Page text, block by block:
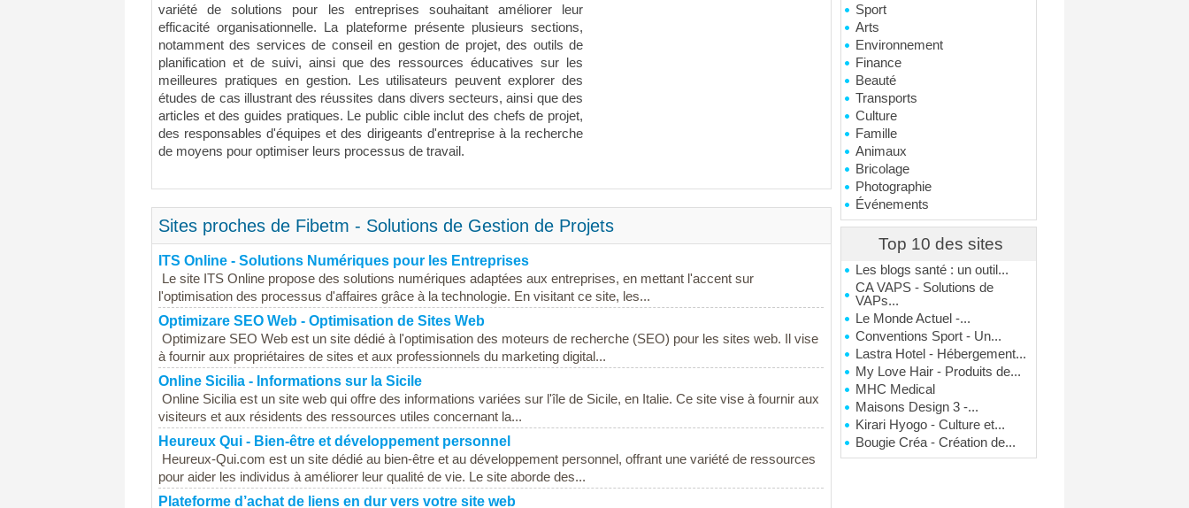
Sport
Arts
Environnement
Finance
Beauté
Transports
Culture
Famille
Animaux
Bricolage
Photographie
Événements
Top 10 des sites
Les blogs santé : un outil...
CA VAPS - Solutions de
VAPs...
Le Monde Actuel -...
Conventions Sport - Un...
Lastra Hotel - Hébergement...
My Love Hair - Produits de...
MHC Medical
Maisons Design 3 -...
Kirari Hyogo - Culture et...
Bougie Créa - Création de...
variété de solutions pour les entreprises souhaitant améliorer leur
efficacité organisationnelle. La plateforme présente plusieurs sections,
notamment des services de conseil en gestion de projet, des outils de
planification et de suivi, ainsi que des ressources éducatives sur les
meilleures pratiques en gestion. Les utilisateurs peuvent explorer des
études de cas illustrant des réussites dans divers secteurs, ainsi que des
articles et des guides pratiques. Le public cible inclut des chefs de projet,
des responsables d'équipes et des dirigeants d'entreprise à la recherche
de moyens pour optimiser leurs processus de travail.
Sites proches de Fibetm - Solutions de Gestion de Projets
ITS Online - Solutions Numériques pour les Entreprises
Le site ITS Online propose des solutions numériques adaptées aux entreprises, en mettant l'accent sur
l'optimisation des processus d'affaires grâce à la technologie. En visitant ce site, les...
Optimizare SEO Web - Optimisation de Sites Web
Optimizare SEO Web est un site dédié à l'optimisation des moteurs de recherche (SEO) pour les sites web. Il vise
à fournir aux propriétaires de sites et aux professionnels du marketing digital...
Online Sicilia - Informations sur la Sicile
Online Sicilia est un site web qui offre des informations variées sur l'île de Sicile, en Italie. Ce site vise à fournir aux
visiteurs et aux résidents des ressources utiles concernant la...
Heureux Qui - Bien-être et développement personnel
Heureux-Qui.com est un site dédié au bien-être et au développement personnel, offrant une variété de ressources
pour aider les individus à améliorer leur qualité de vie. Le site aborde des...
Plateforme d’achat de liens en dur vers votre site web